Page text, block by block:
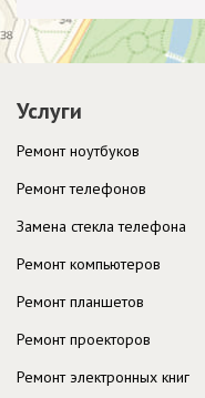
Услуги
Ремонт ноутбуков
Ремонт телефонов
Замена стекла телефона
Ремонт компьютеров
Ремонт планшетов
Ремонт проекторов
Ремонт электронных книг